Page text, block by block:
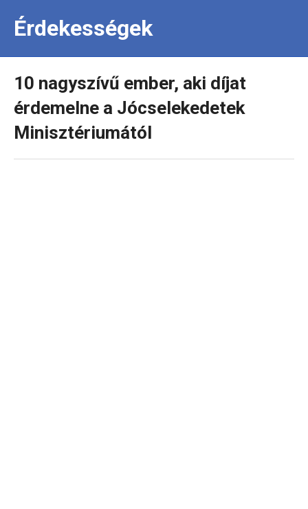
Érdekességek
10 nagyszívű ember, aki díjat
érdemelne a Jócselekedetek
Minisztériumától